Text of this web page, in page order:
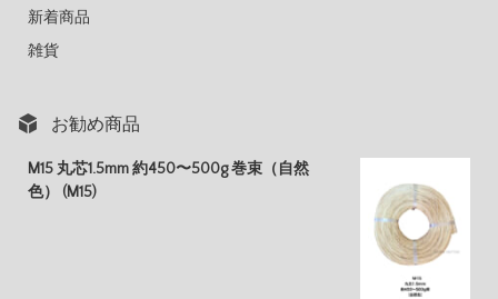
新着商品
雑貨
お勧め商品
M15 丸芯1.5mm 約450〜500g 巻束（自然
色） (M15)